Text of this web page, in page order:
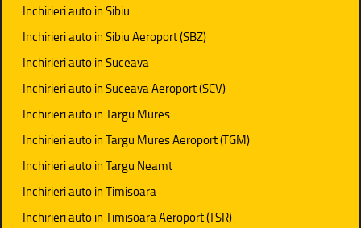
Inchirieri auto in Sibiu
Inchirieri auto in Sibiu Aeroport (SBZ)
Inchirieri auto in Suceava
Inchirieri auto in Suceava Aeroport (SCV)
Inchirieri auto in Targu Mures
Inchirieri auto in Targu Mures Aeroport (TGM)
Inchirieri auto in Targu Neamt
Inchirieri auto in Timisoara
Inchirieri auto in Timisoara Aeroport (TSR)